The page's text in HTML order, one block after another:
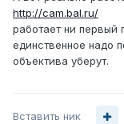
http://cam.bal.ru/
работает ни первый
единственное надо
объектива уберут.
Вставить ник